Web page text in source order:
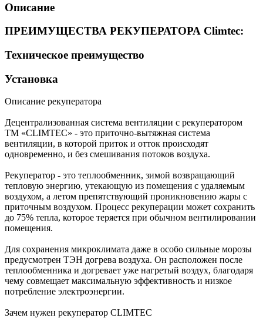
Описание
ПРЕИМУЩЕСТВА РЕКУПЕРАТОРА Climtec:
Техническое преимущество
Установка
Описание рекуператора
Децентрализованная система вентиляции с рекуператором
ТМ «CLIMTEC» - это приточно-вытяжная система
вентиляции, в которой приток и отток происходят
одновременно, и без смешивания потоков воздуха.
Рекуператор - это теплообменник, зимой возвращающий
тепловую энергию, утекающую из помещения с удаляемым
воздухом, а летом препятствующий проникновению жары с
приточным воздухом. Процесс рекуперации может сохранить
до 75% тепла, которое теряется при обычном вентилировании
помещения.
Для сохранения микроклимата даже в особо сильные морозы
предусмотрен ТЭН догрева воздуха. Он расположен после
теплообменника и догревает уже нагретый воздух, благодаря
чему совмещает максимальную эффективность и низкое
потребление электроэнергии.
Зачем нужен рекуператор CLIMTEC